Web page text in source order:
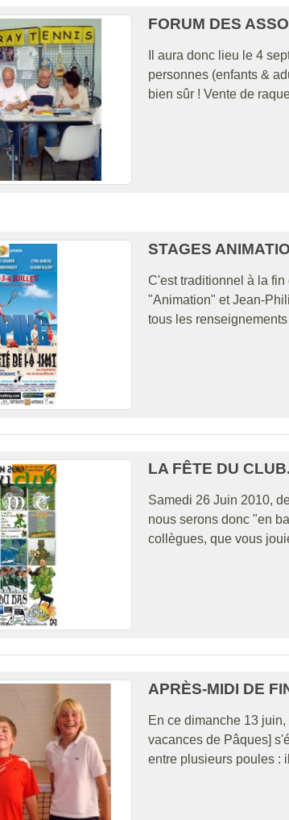
FORUM DES
Il aura donc lieu le 4
personnes (enfants &
bien sûr ! Vente de
STAGES
C'est traditionnel à la
"Animation" et Jean-
tous les
LA FÊTE DU
Samedi 26 Juin 2010,
nous serons donc "en
collègues, que vous
APRÈS-MIDI DE
En ce dimanche 13
vacances de Pâques]
entre plusieurs poules :